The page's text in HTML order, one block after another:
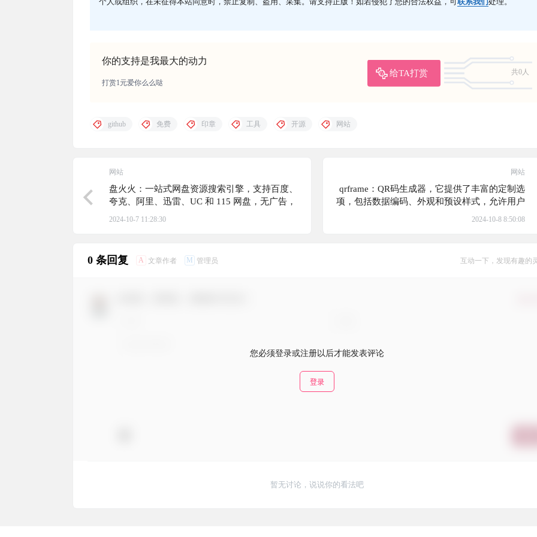
你的支持是我最大的动力
给TA打赏
共0人
打赏1元爱你么么哒
github 免费 印章 工具 开源 网站
网站
盘火火：一站式网盘资源搜索引擎，支持百度、
夸克、阿里、迅雷、UC 和 115 网盘，无广告，
无需注册
2024-10-7 11:28:30
网站
qrframe：QR码生成器，它提供了丰富的定制选
项，包括数据编码、外观和预设样式，允许用户
通过代码编辑器创建独一无二的QR码
2024-10-8 8:50:08
0 条回复 A 文章作者 M 管理员 互动一下，发现有趣的
您必须登录或注册以后才能发表评论
登录
暂无讨论，说说你的看法吧